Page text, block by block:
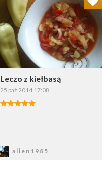
Leczo z kiełbasą
25 paź 2014 17:08
alien1985
Wybierz listę: